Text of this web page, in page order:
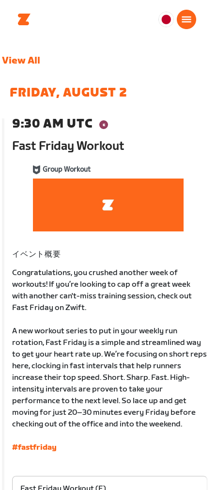
日
View All
FRIDAY, AUGUST 2
9:30 AM UTC
Fast Friday Workout
Group Workout
イベント概要
Congratulations, you crushed another week of
workouts! If you’re looking to cap off a great week
with another can't-miss training session, check out
Fast Friday on Zwift.
A new workout series to put in your weekly run
rotation, Fast Friday is a simple and streamlined way
to get your heart rate up. We’re focusing on short reps
here, clocking in fast intervals that help runners
increase their top speed. Short. Sharp. Fast. High-
intensity intervals are proven to take your
performance to the next level. So lace up and get
moving for just 20–30 minutes every Friday before
checking out of the office and into the weekend.
#fastfriday